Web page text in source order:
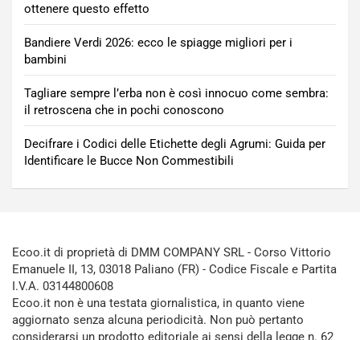
ottenere questo effetto
Bandiere Verdi 2026: ecco le spiagge migliori per i
bambini
Tagliare sempre l’erba non è così innocuo come sembra:
il retroscena che in pochi conoscono
Decifrare i Codici delle Etichette degli Agrumi: Guida per
Identificare le Bucce Non Commestibili
Ecoo.it di proprietà di DMM COMPANY SRL - Corso Vittorio
Emanuele II, 13, 03018 Paliano (FR) - Codice Fiscale e Partita
I.V.A. 03144800608
Ecoo.it non è una testata giornalistica, in quanto viene
aggiornato senza alcuna periodicità. Non può pertanto
considerarsi un prodotto editoriale ai sensi della legge n. 62